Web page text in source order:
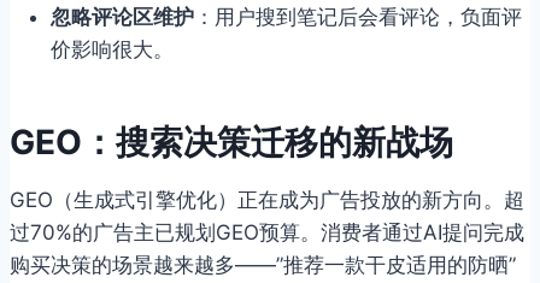
忽略评论区维护 ：用户搜到笔记后会看评论，负面评
价影响很大。
GEO：搜索决策迁移的新战场
GEO（生成式引擎优化）正在成为广告投放的新方向。超
过70%的广告主已规划GEO预算。消费者通过AI提问完成
购买决策的场景越来越多——”推荐一款干皮适用的防晒”